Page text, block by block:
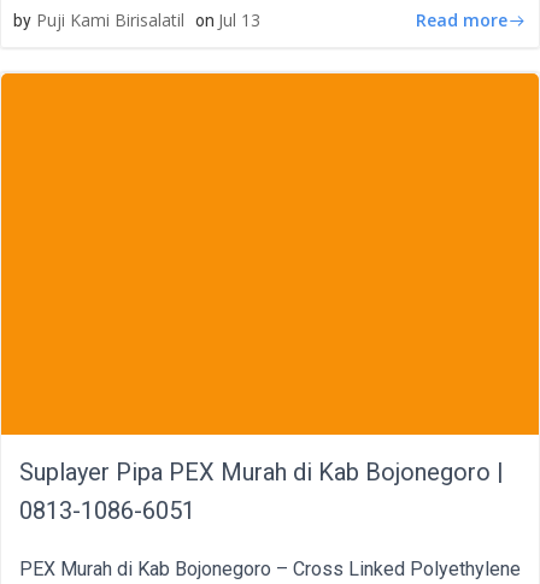
by Puji Kami Birisalatil on Jul 13 Read more
Suplayer Pipa PEX Murah di Kab Bojonegoro |
0813-1086-6051
PEX Murah di Kab Bojonegoro – Cross Linked Polyethylene